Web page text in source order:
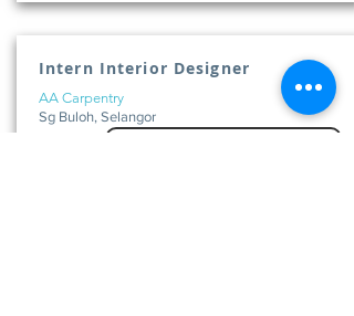
Intern Interior Designer
AA Carpentry
Sg Buloh, Selangor